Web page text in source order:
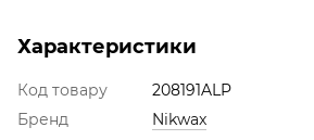
Характеристики
Код товару
208191ALP
Бренд
Nikwax